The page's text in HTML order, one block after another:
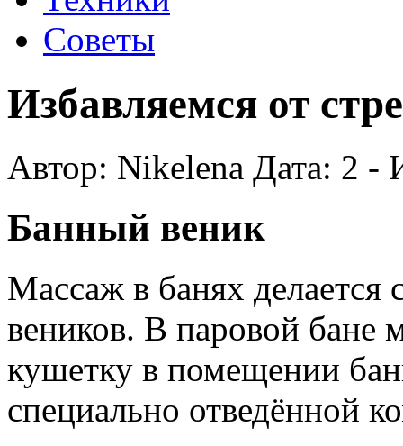
Советы
Избавляемся от
Автор: Nikelena Дата: 2
Банный веник
Массаж в банях
веников. В паровой бане
кушетку в помещении
специально отведённой